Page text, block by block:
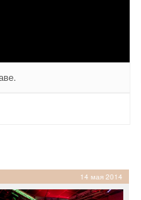
14 мая 2014